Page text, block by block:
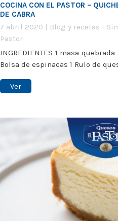
COCINA CON EL PASTOR –
DE CABRA
7 abril 2020 | Blog y recetas -
Pastor
INGREDIENTES 1 masa
Bolsa de espinacas 1 Rulo de
Ver